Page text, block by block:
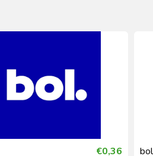
€0,36 bol